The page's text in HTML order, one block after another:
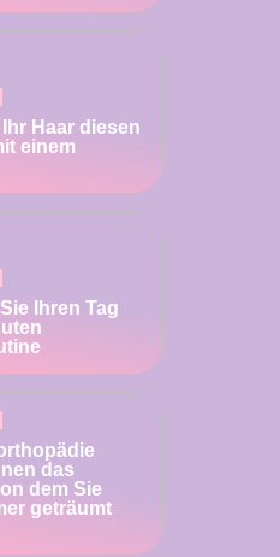
Haar diesen
einem
Ihren Tag
das
dem Sie
geträumt